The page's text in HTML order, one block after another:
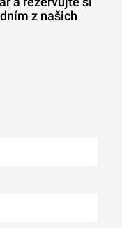
z našich